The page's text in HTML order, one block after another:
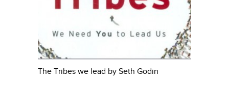
The Tribes we lead by Seth Godin